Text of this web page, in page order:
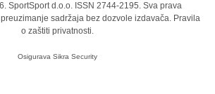
SportSport d.o.o. ISSN 2744-2195. Sva prava
sadržaja bez dozvole izdavača. Pravila
o zaštiti privatnosti.
Osigurava Sikra Security